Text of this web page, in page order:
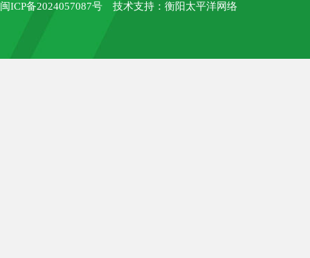
闽ICP备2024057087号 技术支持： 衡阳太平洋网络